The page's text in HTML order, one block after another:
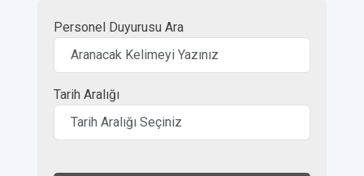
Personel Duyurusu Ara
Tarih Aralığı